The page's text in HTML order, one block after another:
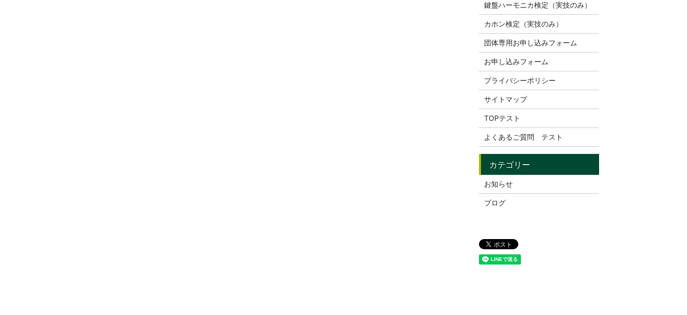
鍵盤ハーモニカ検定（実技のみ）
カホン検定（実技のみ）
団体専用お申し込みフォーム
お申し込みフォーム
プライバシーポリシー
サイトマップ
TOPテスト
よくあるご質問 テスト
お知らせ
ブログ